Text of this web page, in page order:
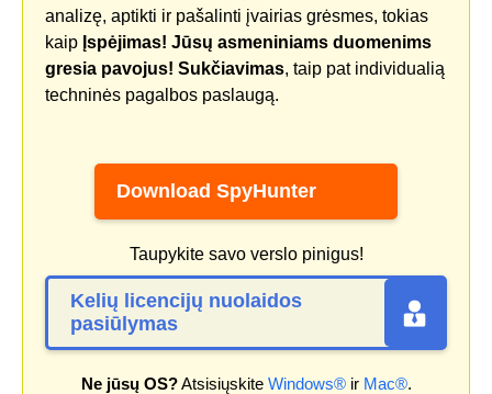
analizę, aptikti ir pašalinti įvairias grėsmes, tokias
kaip Įspėjimas! Jūsų asmeniniams duomenims
gresia pavojus! Sukčiavimas, taip pat individualią
techninės pagalbos paslaugą.
Download SpyHunter
Taupykite savo verslo pinigus!
Kelių licencijų nuolaidos
pasiūlymas
Ne jūsų OS?Atsisiųskite Windows®ir Mac®.